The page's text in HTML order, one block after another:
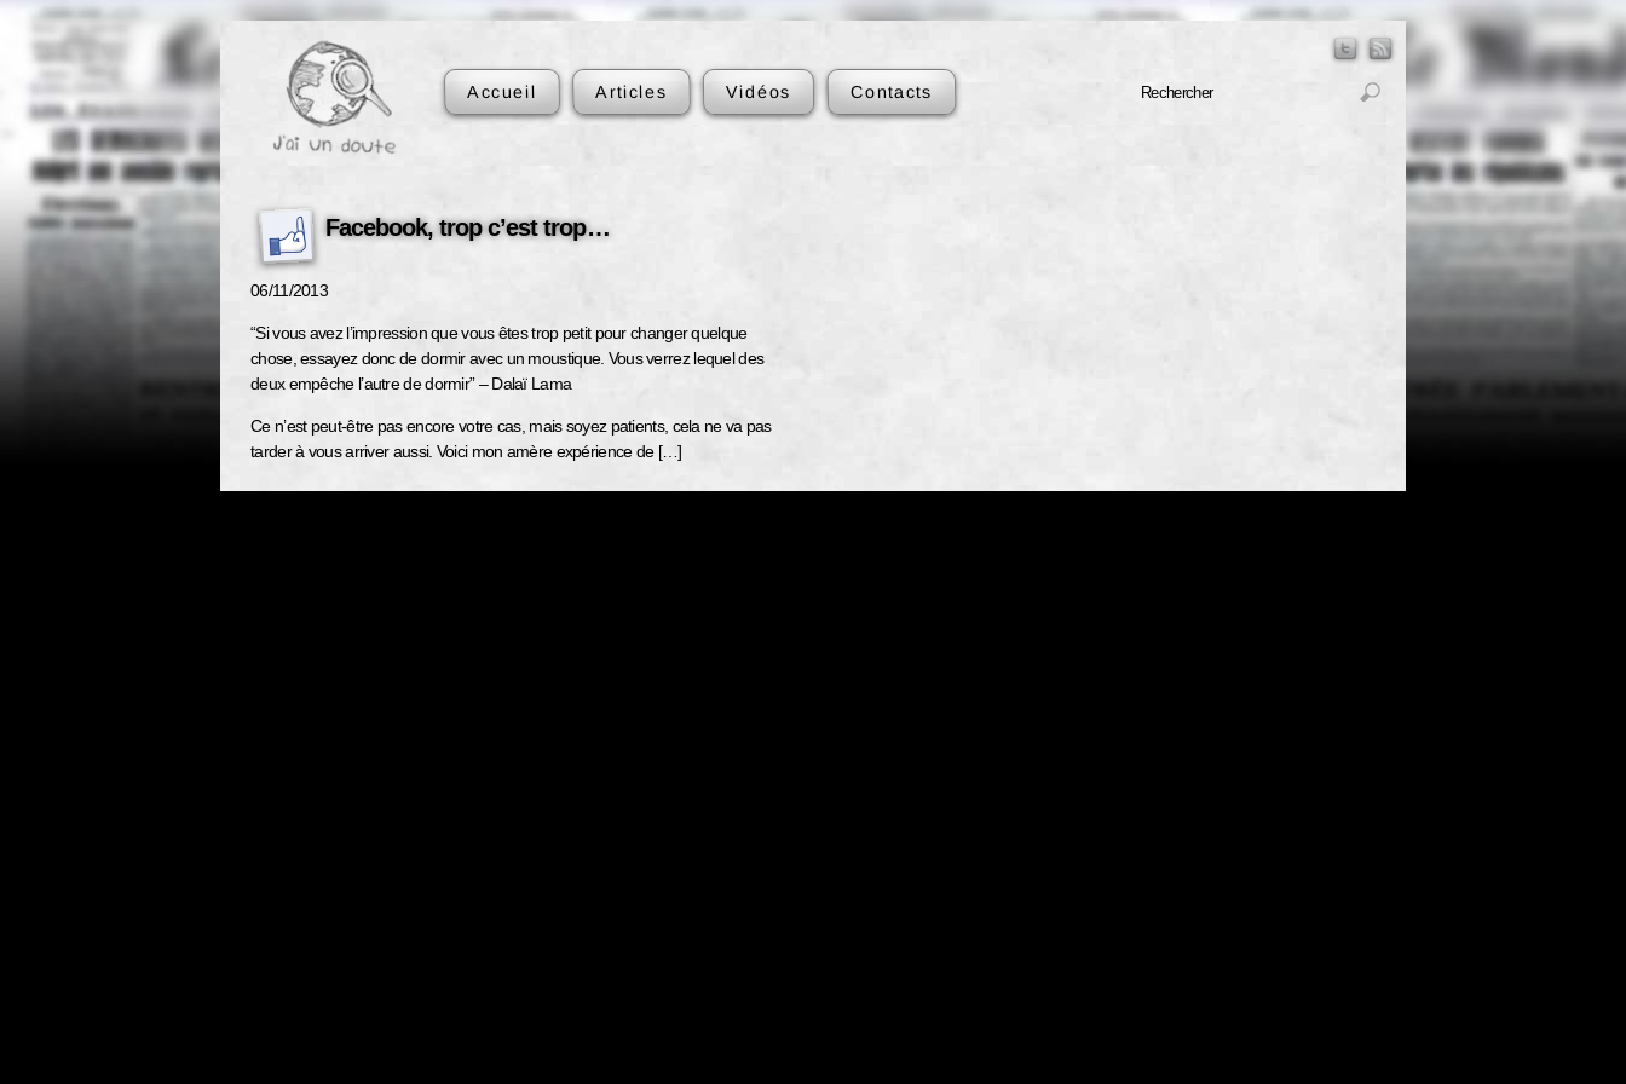
Accueil Articles Vidéos Contacts
Facebook, trop c’est trop…
06/11/2013
“Si vous avez l’impression que vous êtes trop petit pour changer quelque
chose, essayez donc de dormir avec un moustique. Vous verrez lequel des
deux empêche l’autre de dormir” – Dalaï Lama
Ce n’est peut-être pas encore votre cas, mais soyez patients, cela ne va pas
tarder à vous arriver aussi. Voici mon amère expérience de […]